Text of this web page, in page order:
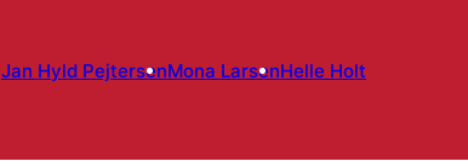
Jan Hyld PejtersenMona LarsenHelle Holt